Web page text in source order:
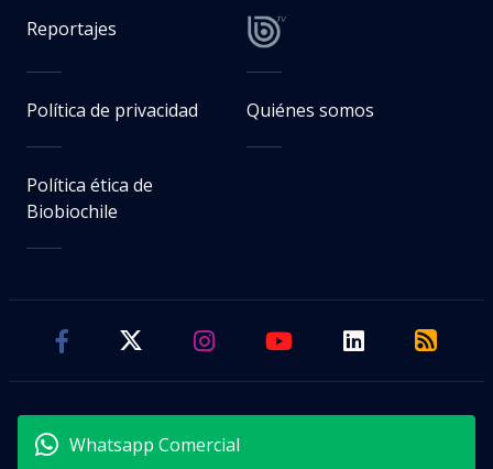
Reportajes
Política de privacidad Quiénes somos
Política ética de
Biobiochile
Whatsapp Comercial